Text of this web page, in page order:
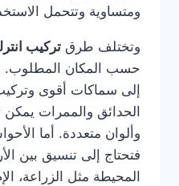
ومتساوية وتتحمل
وتختلف طرق تركيب
حسب المكان المطلوب.
إلى سماكات أقوى وتركيب
الحدائق والممرات يمكن
وألوان متعددة. أما
فتحتاج إلى تنسيق بين
المحيطة مثل الزراعة،